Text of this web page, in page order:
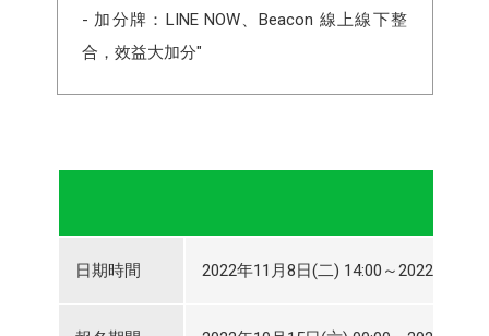
- 加分牌：LINE NOW、Beacon 線上線下整
合，效益大加分"
日期時間 2022年11月8日(二) 14:00～2022年11月